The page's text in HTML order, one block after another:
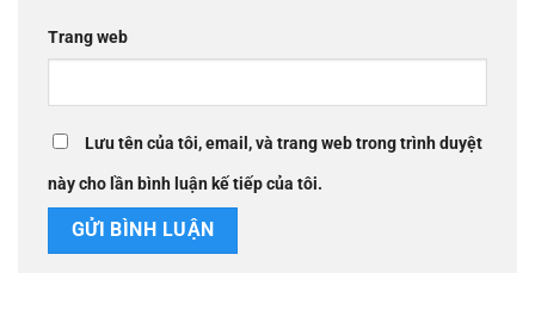
Trang web
Lưu tên của tôi, email, và trang web trong trình duyệt
này cho lần bình luận kế tiếp của tôi.